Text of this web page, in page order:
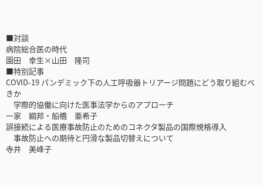
■対談
病院総合医の時代
園田 幸生×山田 隆司
■特別記事
COVID-19 パンデミック下の人工呼吸器トリアージ問題にどう取り組むべ
きか
学際的協働に向けた医事法学からのアプローチ
一家 綱邦・船橋 亜希子
誤接続による医療事故防止のためのコネクタ製品の国際規格導入
事故防止への期待と円滑な製品切替えについて
寺井 美峰子